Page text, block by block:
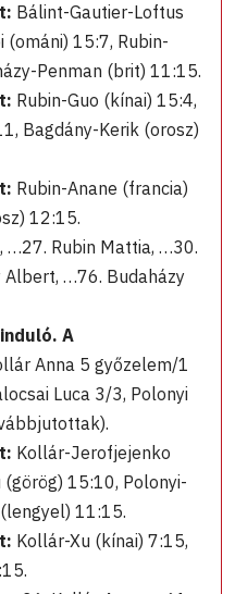
Bálint-Gautier-Loftus
(ománi) 15:7, Rubin-
Penman (brit) 11:15.
Rubin-Guo (kínai) 15:4,
Bagdány-Kerik (orosz)
Rubin-Anane (francia)
12:15.
, …27. Rubin Mattia, …30.
…76. Budaházy
A
Anna 5 győzelem/1
Luca 3/3, Polonyi
Kollár-Jerofjejenko
15:10, Polonyi-
11:15.
Kollár-Xu (kínai) 7:15,